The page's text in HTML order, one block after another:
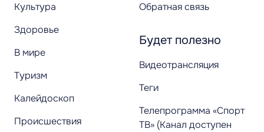
Культура
Здоровье
В мире
Туризм
Калейдоскоп
Происшествия
Обратная связь
Будет полезно
Видеотрансляция
Теги
Телепрограмма «Спорт
ТВ» (Канал доступен